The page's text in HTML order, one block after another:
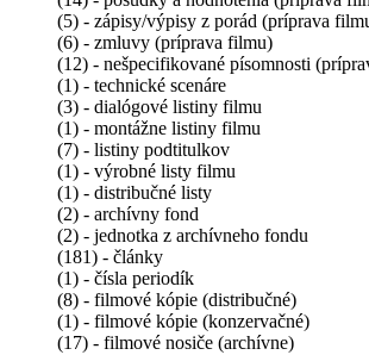
(5) - zápisy/výpisy z porád (príprava
(6) - zmluvy (príprava filmu)
(12) - nešpecifikované písomnosti
(1) - technické scenáre
(3) - dialógové listiny filmu
(1) - montážne listiny filmu
(7) - listiny podtitulkov
(1) - výrobné listy filmu
(1) - distribučné listy
(2) - archívny fond
(2) - jednotka z archívneho fondu
(181) - články
(1) - čísla periodík
(8) - filmové kópie (distribučné)
(1) - filmové kópie (konzervačné)
(17) - filmové nosiče (archívne)